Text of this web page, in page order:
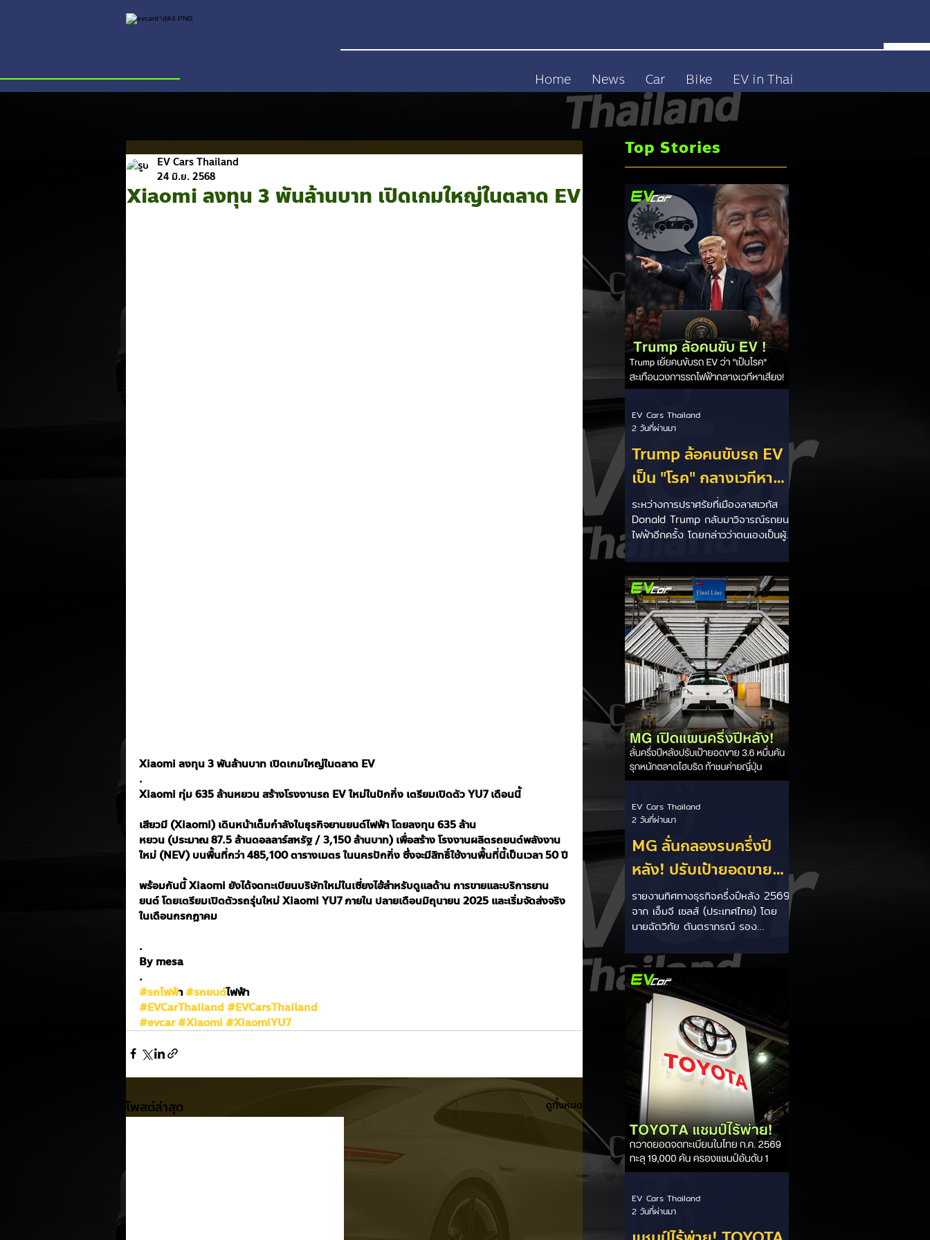
Home News Car Bike EV in Thai
Xiaomi ลงทุน 3 พันล้านบาท เปิดเกมใหญ่ในตลาด EV
EV Cars Thailand
24 มิ.ย. 2568
Xiaomi ลงทุน 3 พันล้านบาท เปิดเกมใหญ่ในตลาด EV
.
Xiaomi ทุ่ม 635 ล้านหยวน สร้างโรงงานรถ EV ใหม่ในปักกิ่ง เตรียมเปิดตัว YU7 เดือนนี้
เสียวมี (Xiaomi) เดินหน้าเต็มกำลังในธุรกิจยานยนต์ไฟฟ้า โดยลงทุน 635 ล้าน
หยวน (ประมาณ 87.5 ล้านดอลลาร์สหรัฐ / 3,150 ล้านบาท) เพื่อสร้าง โรงงานผลิตรถยนต์พลังงาน
ใหม่ (NEV) บนพื้นที่กว่า 485,100 ตารางเมตร ในนครปักกิ่ง ซึ่งจะมีสิทธิ์ใช้งานพื้นที่นี้เป็นเวลา 50 ปี
พร้อมกันนี้ Xiaomi ยังได้จดทะเบียนบริษัทใหม่ในเซี่ยงไฮ้สำหรับดูแลด้าน การขายและบริการยาน
ยนต์ โดยเตรียมเปิดตัวรถรุ่นใหม่ Xiaomi YU7 ภายใน ปลายเดือนมิถุนายน 2025 และเริ่มจัดส่งจริง
ในเดือนกรกฎาคม
.
By mesa
.
#รถไฟฟ้า #รถยนต์ไฟฟ้า
#EVCarThailand #EVCarsThailand
#evcar#Xiaomi #XiaomiYU7
โพสต์ล่าสุด ดูทั้งหมด
Top Stories
Trump ล้อคนขับรถ EV
เป็น "โรค" กลางเวทีหา
เสียง! 🚘⚡
ระหว่างการปราศรัยที่เมืองลาสเวกัส
Donald Trump กลับมาวิจารณ์รถยนต์
ไฟฟ้าอีกครั้ง โดยกล่าวว่าตนเองเป็นผู้
ใช้รถยนต์ไฟฟ้าว่าเหมือน "เป็นโรค"
เพราะเริ่มกังวลเรื่องแบตเตอรี่ตั้งแต่ยัง
เหลือไฟจำนวนมาก และคอยมองหาสถา
นีชาร์จอยู่ตลอดเวลา ซึ่งสื่อมองว่า
เป็นการพาดพิงถึงอาการ Range
Anxiety หรือความกังวลเรื่องระยะทาง
วิ่งของรถ EV Trump ยังระบุว่า
ปัจจุบันรถยนต์ไฟฟ้ามีสัดส่วนเพียง
ประมาณ 7% ของยอดขายรถใหม่ใน
สหรัฐฯ และใช้ตัวเลขนี้เป็นเหตุผล
ประกอบว่า...
EV Cars Thailand
2 วันที่ผ่านมา
MG ลั่นกลองรบครึ่งปี
หลัง! ปรับเป้ายอดขาย
เพิ่มเป็น 36,000 คัน
พร้อมเดินหน้าลงศึกชิง
(HEV)
รายงานทิศทางธุรกิจครึ่งปีหลัง 2569
จาก เอ็มจี เซลส์ (ประเทศไทย) โดย
นายฉัตวิทัย ตันตราภรณ์ รอง
6 เดือนแรก (ม.ค. - มิ.ย.) โตพุ่ง 67%
แตะ 16,920 คัน พร้อมส่งสัญญาณ
ปรับเป้าหมายยอดขายรวมปีนี้เพิ่มขึ้นเป็น
36,000 คัน จากเดิมตั้งไว้ 30,000
คัน โดยพร้อมเร่งส่งมอบรถค้างสต็อก
(Back Order) ทั้งหมดในระยะเวลาอัน
สั้น - ปรับเป้าเติบโต & เคลียร์ Back
Order: ยอดขายครึ่งปีแรกที่เติบโตสูง
ถึง 67% ประกอบกับการแก้ไขปัญหา
การนำเข้าชิ้นส่วนจากสถานการณ์
ตึงเครียดในตะว
EV Cars Thailand
2 วันที่ผ่านมา
EV Cars Thailand
2 วันที่ผ่านมา